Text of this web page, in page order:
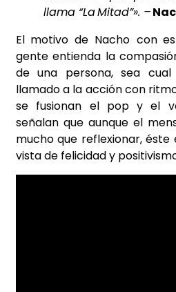
llama “La Mitad”». –
El motivo de Nacho con
gente entienda la
de una persona, sea
llamado a la acción con
se fusionan el pop y el
señalan que aunque el
mucho que reflexionar, éste
vista de felicidad y